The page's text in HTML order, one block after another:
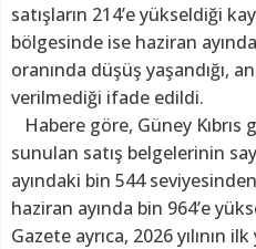
satışların 214’e yükseldiği
bölgesinde ise haziran
oranında düşüş yaşandığı,
verilmediği ifade edildi.
Habere göre, Güney
sunulan satış belgelerinin
ayındaki bin 544
haziran ayında bin 964’e
Gazete ayrıca, 2026 yılının